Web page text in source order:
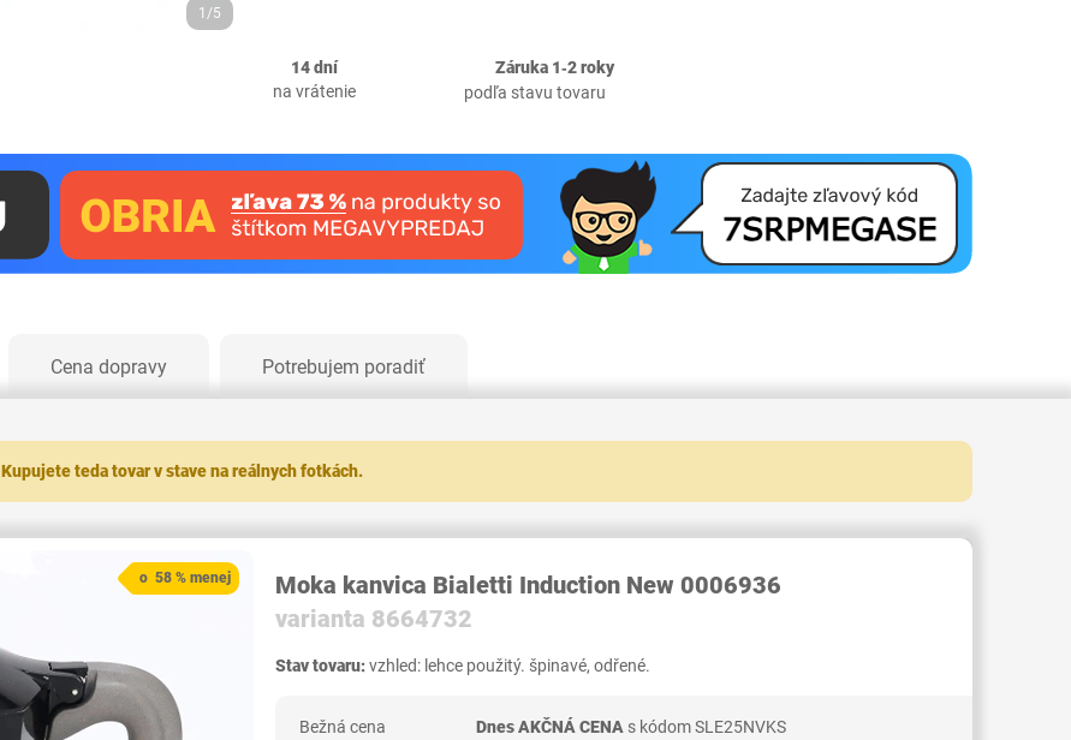
1/5
14 dní
na vrátenie
Záruka 1‐2 roky
podľa stavu tovaru
Cena dopravy Potrebujem poradiť
Kupujete teda tovar v stave na reálnych fotkách.
o 58 % menej
Moka kanvica Bialetti Induction New 0006936
varianta 8664732
Stav tovaru:vzhled: lehce použitý. špinavé, odřené.
Bežná cena Dnes AKČNÁ CENA s kódom SLE25NVKS